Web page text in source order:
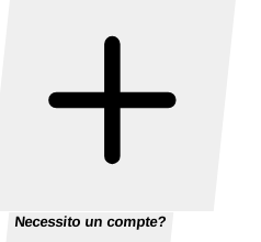
Necessito un compte?